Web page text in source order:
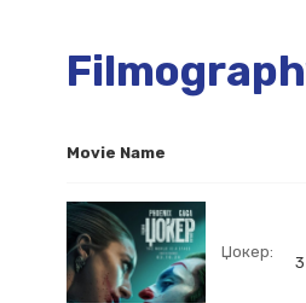
Movie Name
Џокер: